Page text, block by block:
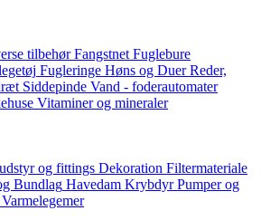
tilbehør Fangstnet Fuglebure
Fugleringe Høns og Duer Reder,
Siddepinde Vand - foderautomater
Vitaminer og mineraler
og fittings Dekoration Filtermateriale
Bundlag Havedam Krybdyr Pumper og
Varmelegemer